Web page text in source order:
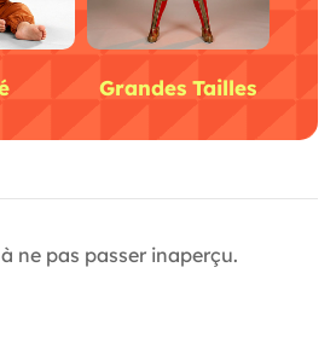
Grandes Tailles
ne pas passer inaperçu.